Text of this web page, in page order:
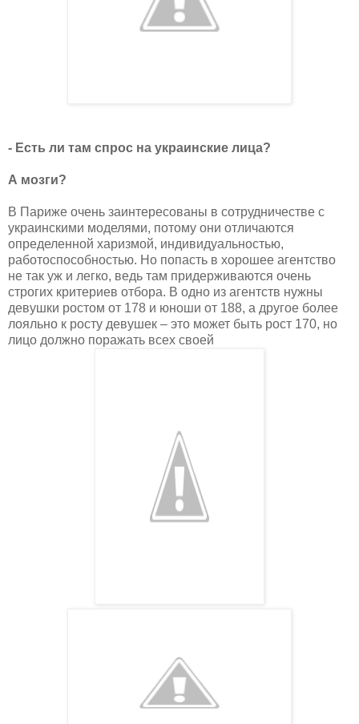
- Есть ли там спрос на украинские лица?
А мозги?
В Париже очень заинтересованы в сотрудничестве с
украинскими моделями, потому они отличаются
определенной харизмой, индивидуальностью,
работоспособностью. Но попасть в хорошее агентство
не так уж и легко, ведь там придерживаются очень
строгих критериев отбора. В одно из агентств нужны
девушки ростом от 178 и юноши от 188, а другое более
лояльно к росту девушек – это может быть рост 170, но
лицо должно поражать всех своей